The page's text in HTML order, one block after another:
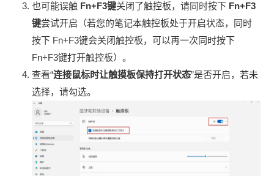
也可能误触 Fn+F3键关闭了触控板，请同时按下 Fn+F3
键尝试开启（若您的笔记本触控板处于开启状态，同时
按下 Fn+F3键会关闭触控板，可以再一次同时按下
Fn+F3键打开触控板）。
查看“连接鼠标时让触摸板保持打开状态”是否开启，若未
选择，请勾选。